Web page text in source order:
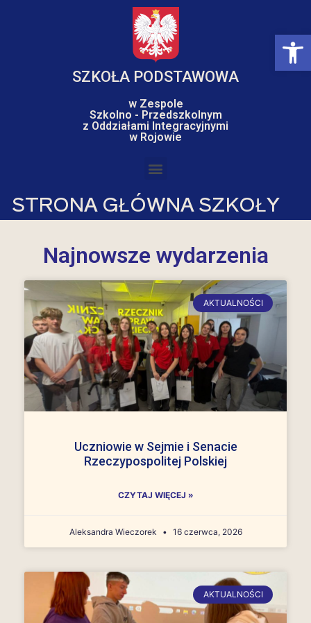
SZKOŁA PODSTAWOWA
w Zespole
Szkolno - Przedszkolnym
z Oddziałami Integracyjnymi
w Rojowie
STRONA GŁÓWNA SZKOŁY
Najnowsze wydarzenia
AKTUALNOŚCI
Uczniowie w Sejmie i Senacie
Rzeczypospolitej Polskiej
CZYTAJ WIĘCEJ »
Aleksandra Wieczorek 16 czerwca, 2026
AKTUALNOŚCI